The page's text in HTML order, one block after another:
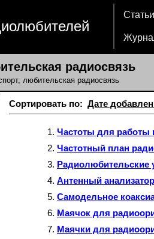
Статьи
радиосвязь
любительская радиосвязь
Сортировать по: Дате
Частоты для
Частотный план
Радиолюбительские
Антенный
Самодельное
Маячок для
Маячки для